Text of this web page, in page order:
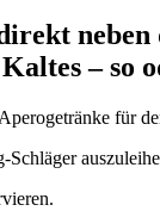
– so
für